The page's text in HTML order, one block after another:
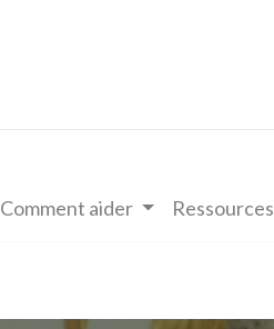
Comment aider Ressources